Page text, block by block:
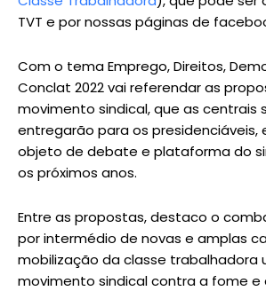
TVT e por nossas páginas de
Com o tema Emprego, Direitos,
Conclat 2022 vai referendar as
movimento sindical, que as centrais
entregarão para os presidenciáveis,
objeto de debate e plataforma do
os próximos anos.
Entre as propostas, destaco o
por intermédio de novas e amplas
mobilização da classe trabalhadora
movimento sindical contra a fome e